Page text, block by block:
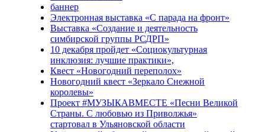
баннер
Электронная выставка «С парада на фронт»
Выставка «Создание и деятельность
симбирской группы РСДРП»
10 декабря пройдет «Социокультурная
инклюзия: лучшие практики»,
Квест «Новогодний переполох»
Новогодний квест «Зеркало Снежной
королевы»
Проект #МУЗЫКАВМЕСТЕ «Песни Великой
Страны. С любовью из Приволжья»
стартовал в Ульяновской области